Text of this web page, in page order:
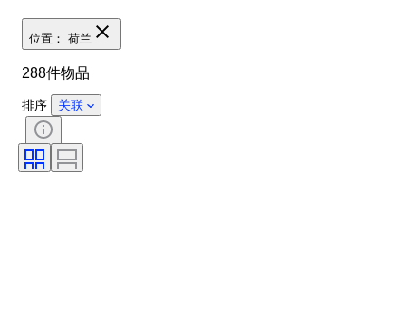
颜色等级
确切的颜色
抛光（钻石）
切割等级
花式色彩强度
宝石透明度
位置： 荷兰
288件物品
排序 关联